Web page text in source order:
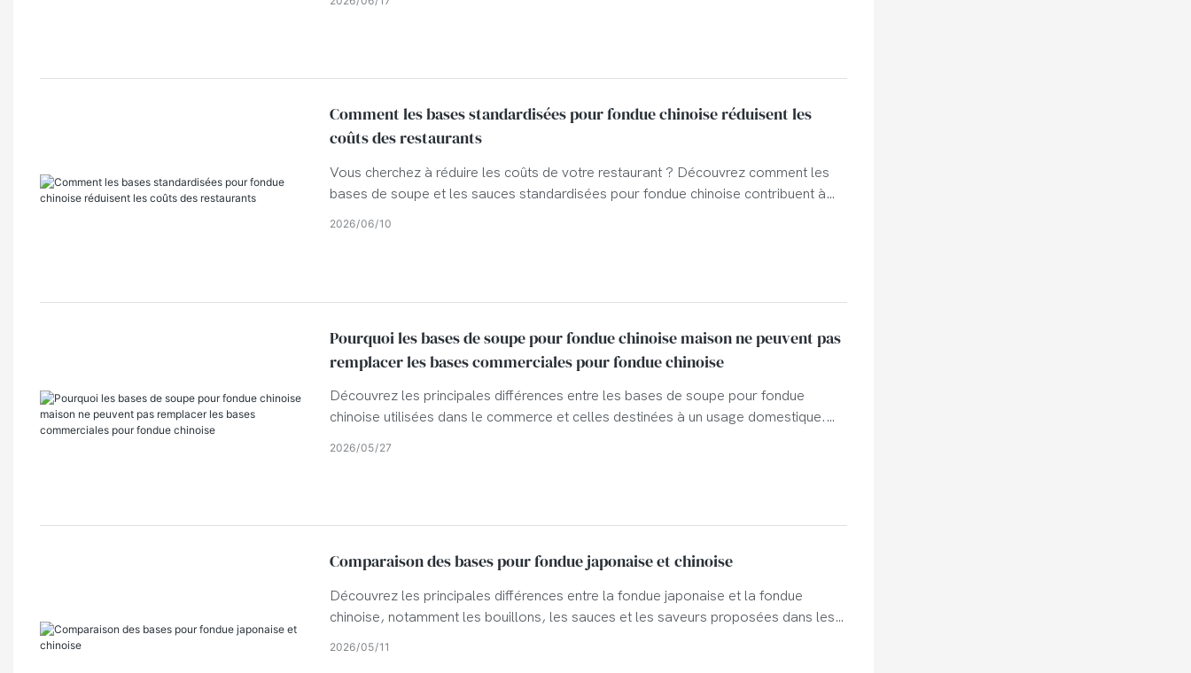
Comment les bases standardisées pour fondue chinoise réduisent les
coûts des restaurants
Vous cherchez à réduire les coûts de votre restaurant ? Découvrez comment les
bases de soupe et les sauces standardisées pour fondue chinoise contribuent à
2026 06 10
Pourquoi les bases de soupe pour fondue chinoise maison ne peuvent pas
remplacer les bases commerciales pour fondue chinoise
Découvrez les principales différences entre les bases de soupe pour fondue
chinoise utilisées dans le commerce et celles destinées à un usage domestique.
2026 05 27
Comparaison des bases pour fondue japonaise et chinoise
Découvrez les principales différences entre la fondue japonaise et la fondue
chinoise, notamment les bouillons, les sauces et les saveurs proposées dans les
2026 05 11